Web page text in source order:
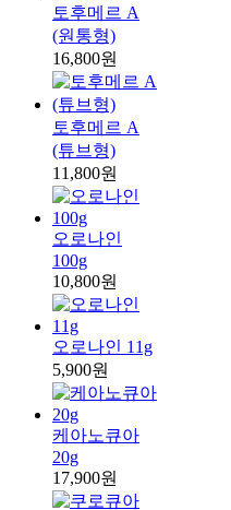
토후메르 A
(원통형)
16,800원
토후메르 A
(튜브형)
11,800원
오로나인
100g
10,800원
오로나인 11g
5,900원
케아노큐아
20g
17,900원